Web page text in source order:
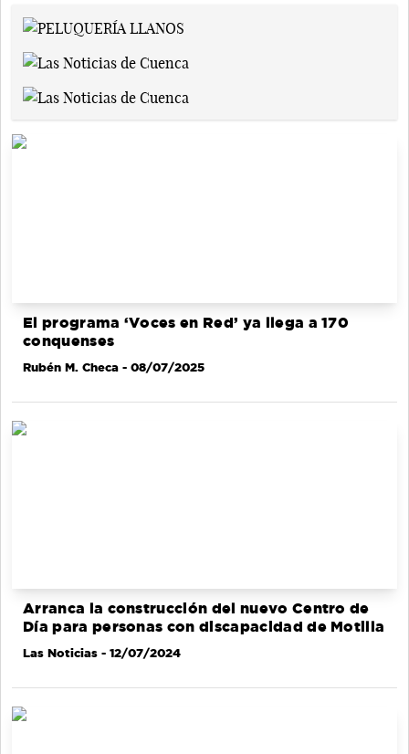
El programa ‘Voces en Red’ ya llega a 170
conquenses
Rubén M. Checa - 08/07/2025
Arranca la construcción del nuevo Centro de
Día para personas con discapacidad de Motilla
Las Noticias - 12/07/2024